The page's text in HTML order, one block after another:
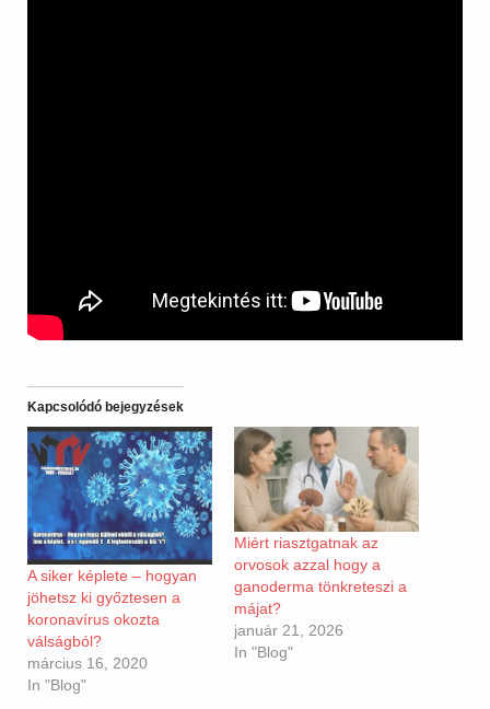
Kapcsolódó bejegyzések
A siker képlete – hogyan
jöhetsz ki győztesen a
koronavírus okozta
válságból?
március 16, 2020
In "Blog"
Miért riasztgatnak az
orvosok azzal hogy a
ganoderma tönkreteszi a
májat?
január 21, 2026
In "Blog"